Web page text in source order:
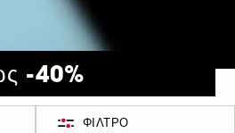
-40%
ΦΊΛΤΡΟ